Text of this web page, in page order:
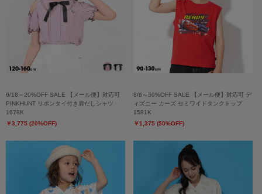
6/18～20%OFF SALE 【メール便】対応可
PINKHUNT リボンタイ付き肩だしシャツ
1678K
￥3,775 (20%OFF)
8/6～50%OFF SALE 【メール便】対応可 デ
ィズニー カーズ セミワイドタンクトップ
1581K
￥1,375 (50%OFF)